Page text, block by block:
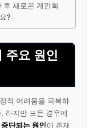
후 새로운 개인회
?
주요 원인
적 어려움을 극복하
하지만 모든 경우에
중단되는 원인이 존재